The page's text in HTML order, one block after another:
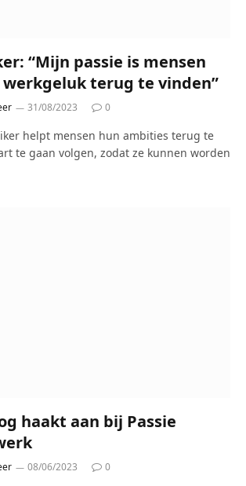
“Mijn passie is mensen
terug te vinden”
31/08/2023 0
helpt mensen hun ambities terug te
te gaan volgen, zodat ze kunnen worden
haakt aan bij Passie
08/06/2023 0